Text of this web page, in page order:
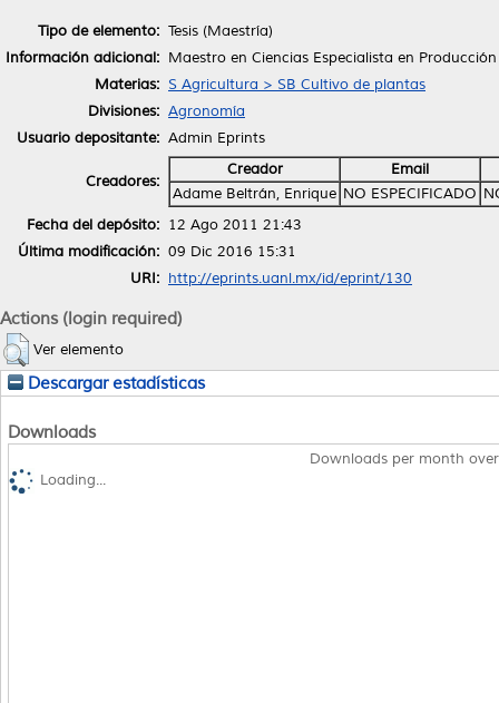
Tipo de elemento: Tesis (Maestría)
Información adicional: Maestro en Ciencias Especialista en
Materias: S Agricultura > SB Cultivo de plantas
Divisiones: Agronomía
Usuario depositante: Admin Eprints
Creadores:
Creador
Email
Adame Beltrán, Enrique NO ESPECIFICADO
Fecha del depósito: 12 Ago 2011 21:43
Última modificación: 09 Dic 2016 15:31
URI: http://eprints.uanl.mx/id/eprint/130
Actions (login required)
Ver elemento
Descargar estadísticas
Downloads
Downloads per month
Loading...